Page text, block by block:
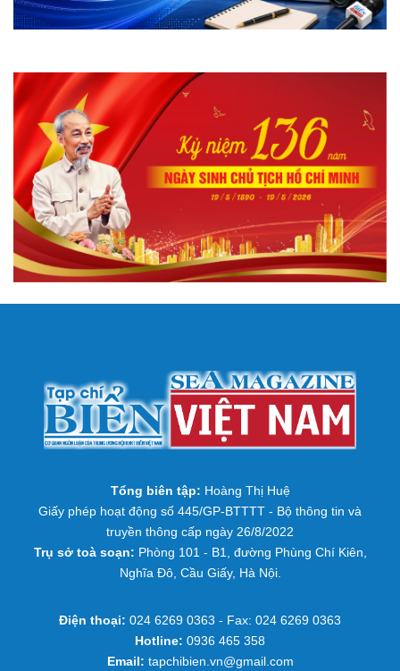
Tổng biên tập: Hoàng Thị Huệ
Giấy phép hoạt động số 445/GP-BTTTT - Bộ thông tin và
truyền thông cấp ngày 26/8/2022
Trụ sở toà soạn: Phòng 101 - B1, đường Phùng Chí Kiên,
Nghĩa Đô, Cầu Giấy, Hà Nội.
Điện thoại: 024 6269 0363 - Fax: 024 6269 0363
Hotline: 0936 465 358
Email: tapchibien.vn@gmail.com